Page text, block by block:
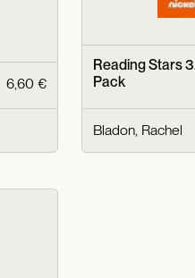
6,60 €
Reading Stars
Pack
Bladon, Rachel